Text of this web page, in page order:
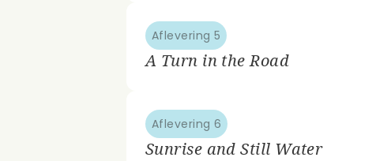
Aflevering 5
A Turn in the Road
Aflevering 6
Sunrise and Still Water